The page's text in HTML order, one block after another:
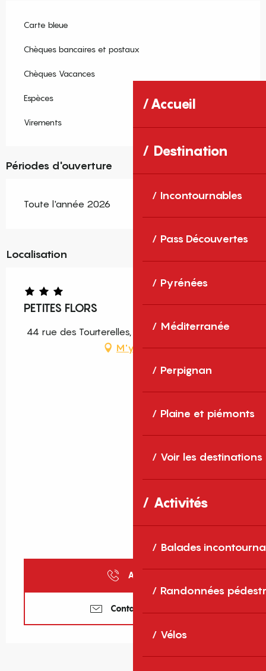
Accueil
Destination
Incontournables
Pass Découvertes
Pyrénées
Méditerranée
Perpignan
Plaine et piémonts
Voir les destinations
Activités
Balades
Randonnées
Vélos
Carte bleue
Chèques bancaires et postaux
Chèques Vacances
Espèces
Virements
Périodes d'ouverture
Toute l'année 2026
Localisation
PETITES FLORS
44 rue des Tourterelles, 66700 Argelès-sur-Mer
M'y rendre
Appeler
Contactez-nous